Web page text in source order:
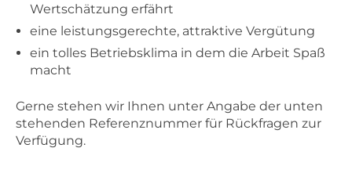
Wertschätzung erfährt
eine leistungsgerechte, attraktive Vergütung
ein tolles Betriebsklima in dem die Arbeit Spaß
macht
Gerne stehen wir Ihnen unter Angabe der unten
stehenden Referenznummer für Rückfragen zur
Verfügung.